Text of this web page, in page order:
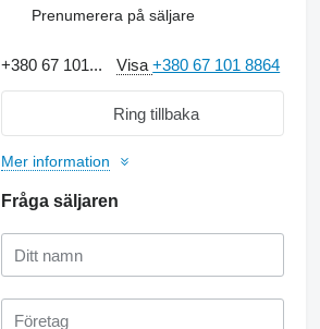
Prenumerera på säljare
+380 67 101... Visa+380 67 101 8864
Ring tillbaka
Mer information
Fråga säljaren